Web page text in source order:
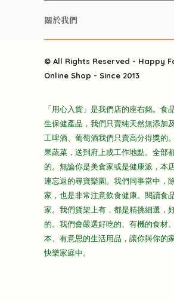
酒類
雜貨部
折上折大特價
主頁
雲南搜食記
粒粒皆辛苦
快樂電視台
常見問題
關於我們
送貨
隱私政策
© All Rights Reserved - Happy
Online Shop - Since 2013
「用心入貨」是我們店的座右銘。食
生保健產品，我們只賣純天然無添加
工啤酒、葡萄酒我們只賣高分得獎的
果蔬菜，送到府上或工作地點。全部
的。無論你是美食家或是健康派，本
連忘返的尋寶樂園。我們同事當中，
家，也是非常注意飲食健康、閱讀食
家。我們貨架上有，都是精挑細選，
的。我們會嚴選好吃的、有機的食材
本、有意思的生活用品，讓你與你的
快樂家庭中。